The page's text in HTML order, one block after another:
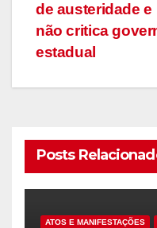
de austeridade e
não critica
estadual
Posts
ATOS E MANIFESTAÇÕES